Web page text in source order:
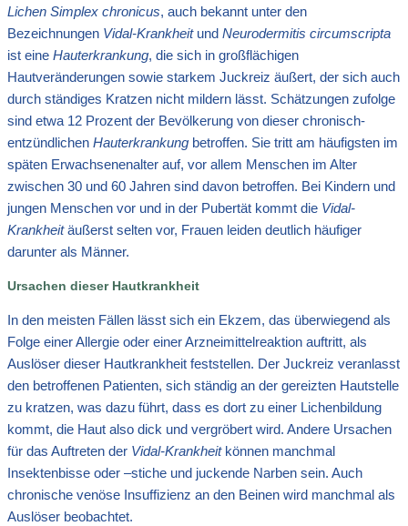
Lichen Simplex chronicus, auch bekannt unter den
Bezeichnungen Vidal-Krankheitund Neurodermitis circumscripta
ist eine Hauterkrankung, die sich in großflächigen
Hautveränderungen sowie starkem Juckreiz äußert, der sich auch
durch ständiges Kratzen nicht mildern lässt. Schätzungen zufolge
sind etwa 12 Prozent der Bevölkerung von dieser chronisch-
entzündlichen Hauterkrankung betroffen. Sie tritt am häufigsten im
späten Erwachsenenalter auf, vor allem Menschen im Alter
zwischen 30 und 60 Jahren sind davon betroffen. Bei Kindern und
jungen Menschen vor und in der Pubertät kommt die Vidal-
Krankheitäußerst selten vor, Frauen leiden deutlich häufiger
darunter als Männer.
Ursachen dieser Hautkrankheit
In den meisten Fällen lässt sich ein Ekzem, das überwiegend als
Folge einer Allergie oder einer Arzneimittelreaktion auftritt, als
Auslöser dieser Hautkrankheit feststellen. Der Juckreiz veranlasst
den betroffenen Patienten, sich ständig an der gereizten Hautstelle
zu kratzen, was dazu führt, dass es dort zu einer Lichenbildung
kommt, die Haut also dick und vergröbert wird. Andere Ursachen
für das Auftreten der Vidal-Krankheitkönnen manchmal
Insektenbisse oder –stiche und juckende Narben sein. Auch
chronische venöse Insuffizienz an den Beinen wird manchmal als
Auslöser beobachtet.